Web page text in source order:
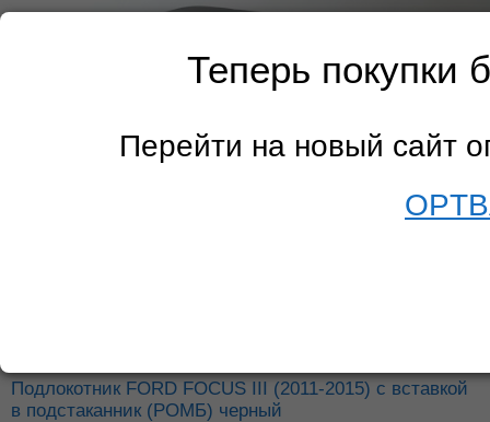
Теперь покупки
Перейти на новый сайт
Подлокотник FORD FOCUS III (2011-2015) с вставкой
в подстаканник (РОМБ) черный